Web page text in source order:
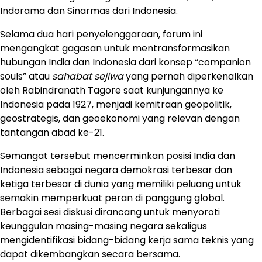
Indorama dan Sinarmas dari Indonesia.
Selama dua hari penyelenggaraan, forum ini
mengangkat gagasan untuk mentransformasikan
hubungan India dan Indonesia dari konsep “companion
souls” atau sahabat sejiwayang pernah diperkenalkan
oleh Rabindranath Tagore saat kunjungannya ke
Indonesia pada 1927, menjadi kemitraan geopolitik,
geostrategis, dan geoekonomi yang relevan dengan
tantangan abad ke-21.
Semangat tersebut mencerminkan posisi India dan
Indonesia sebagai negara demokrasi terbesar dan
ketiga terbesar di dunia yang memiliki peluang untuk
semakin memperkuat peran di panggung global.
Berbagai sesi diskusi dirancang untuk menyoroti
keunggulan masing-masing negara sekaligus
mengidentifikasi bidang-bidang kerja sama teknis yang
dapat dikembangkan secara bersama.